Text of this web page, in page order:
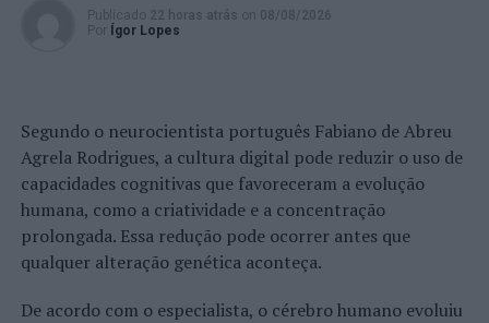
Publicado 22 horas atrás on 08/08/2026
Por
Ígor Lopes
Segundo o neurocientista português Fabiano de Abreu
Agrela Rodrigues, a cultura digital pode reduzir o uso de
capacidades cognitivas que favoreceram a evolução
humana, como a criatividade e a concentração
prolongada. Essa redução pode ocorrer antes que
qualquer alteração genética aconteça.
De acordo com o especialista, o cérebro humano evoluiu